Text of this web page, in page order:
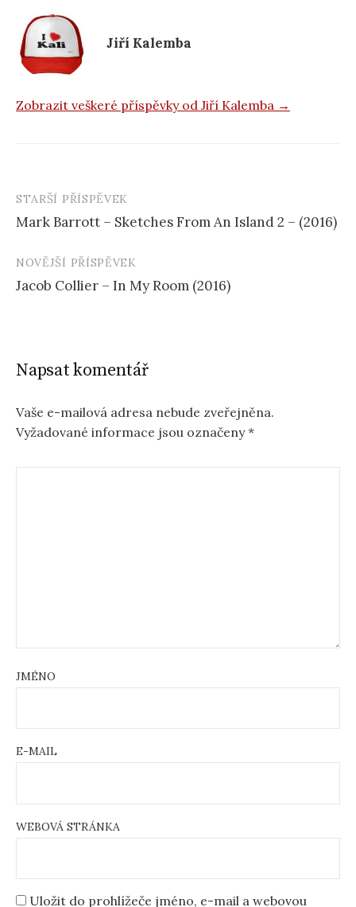
o
k Jiří Kalemba
Zobrazit veškeré příspěvky od Jiří Kalemba →
Navigace
příspěvku
STARŠÍ PŘÍSPĚVEK
Mark Barrott – Sketches From An Island 2 – (2016)
NOVĚJŠÍ PŘÍSPĚVEK
Jacob Collier – In My Room (2016)
Napsat komentář
Vaše e-mailová adresa nebude zveřejněna.
Vyžadované informace jsou označeny*
JMÉNO
E-MAIL
WEBOVÁ STRÁNKA
Uložit do prohlížeče jméno, e-mail a webovou